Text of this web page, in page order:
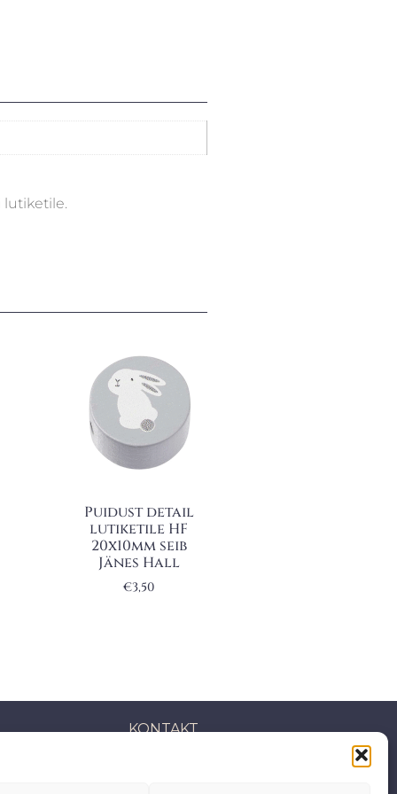
lutiketile.
Puidust detail
lutiketile HF
20x10mm seib
Jänes Hall
€3,50
KONTAKT